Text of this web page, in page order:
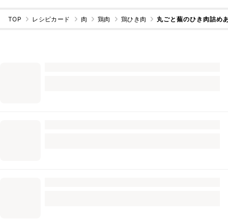
TOP レシピカード 肉 鶏肉 鶏ひき肉 丸ごと蕪のひき肉詰め